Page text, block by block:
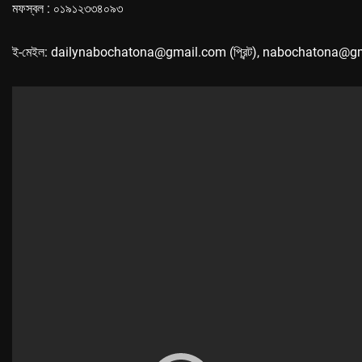
মফস্বল : ০১৯১২৩৩৪০৯৩
ই-মেইল: dailynabochatona@gmail.com (প্রিন্ট),